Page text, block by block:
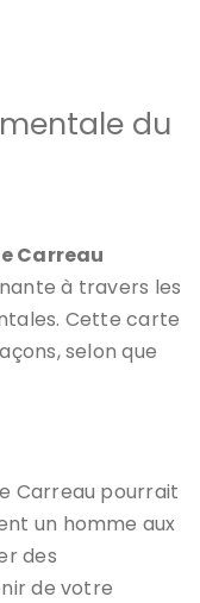
du
Carreau
à travers les
Cette carte
selon que
Carreau pourrait
un homme aux
des
de votre